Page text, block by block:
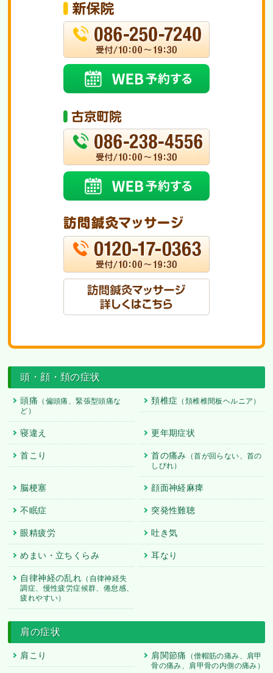
頭・顔・頚の症状
頭痛 （偏頭痛、緊張型頭痛な
ど）
頚椎症 （頚椎椎間板ヘルニア）
寝違え 更年期症状
首こり 首の痛み
（首が回らない、首の
しびれ）
脳梗塞 顔面神経麻痺
不眠症 突発性難聴
眼精疲労 吐き気
めまい・立ちくらみ 耳なり
自律神経の乱れ （自律神経失
調症、慢性疲労症候群、倦怠感、
疲れやすい）
肩の症状
肩こり 肩関節痛
（僧帽筋の痛み、肩甲
骨の痛み、肩甲骨の内側の痛み）